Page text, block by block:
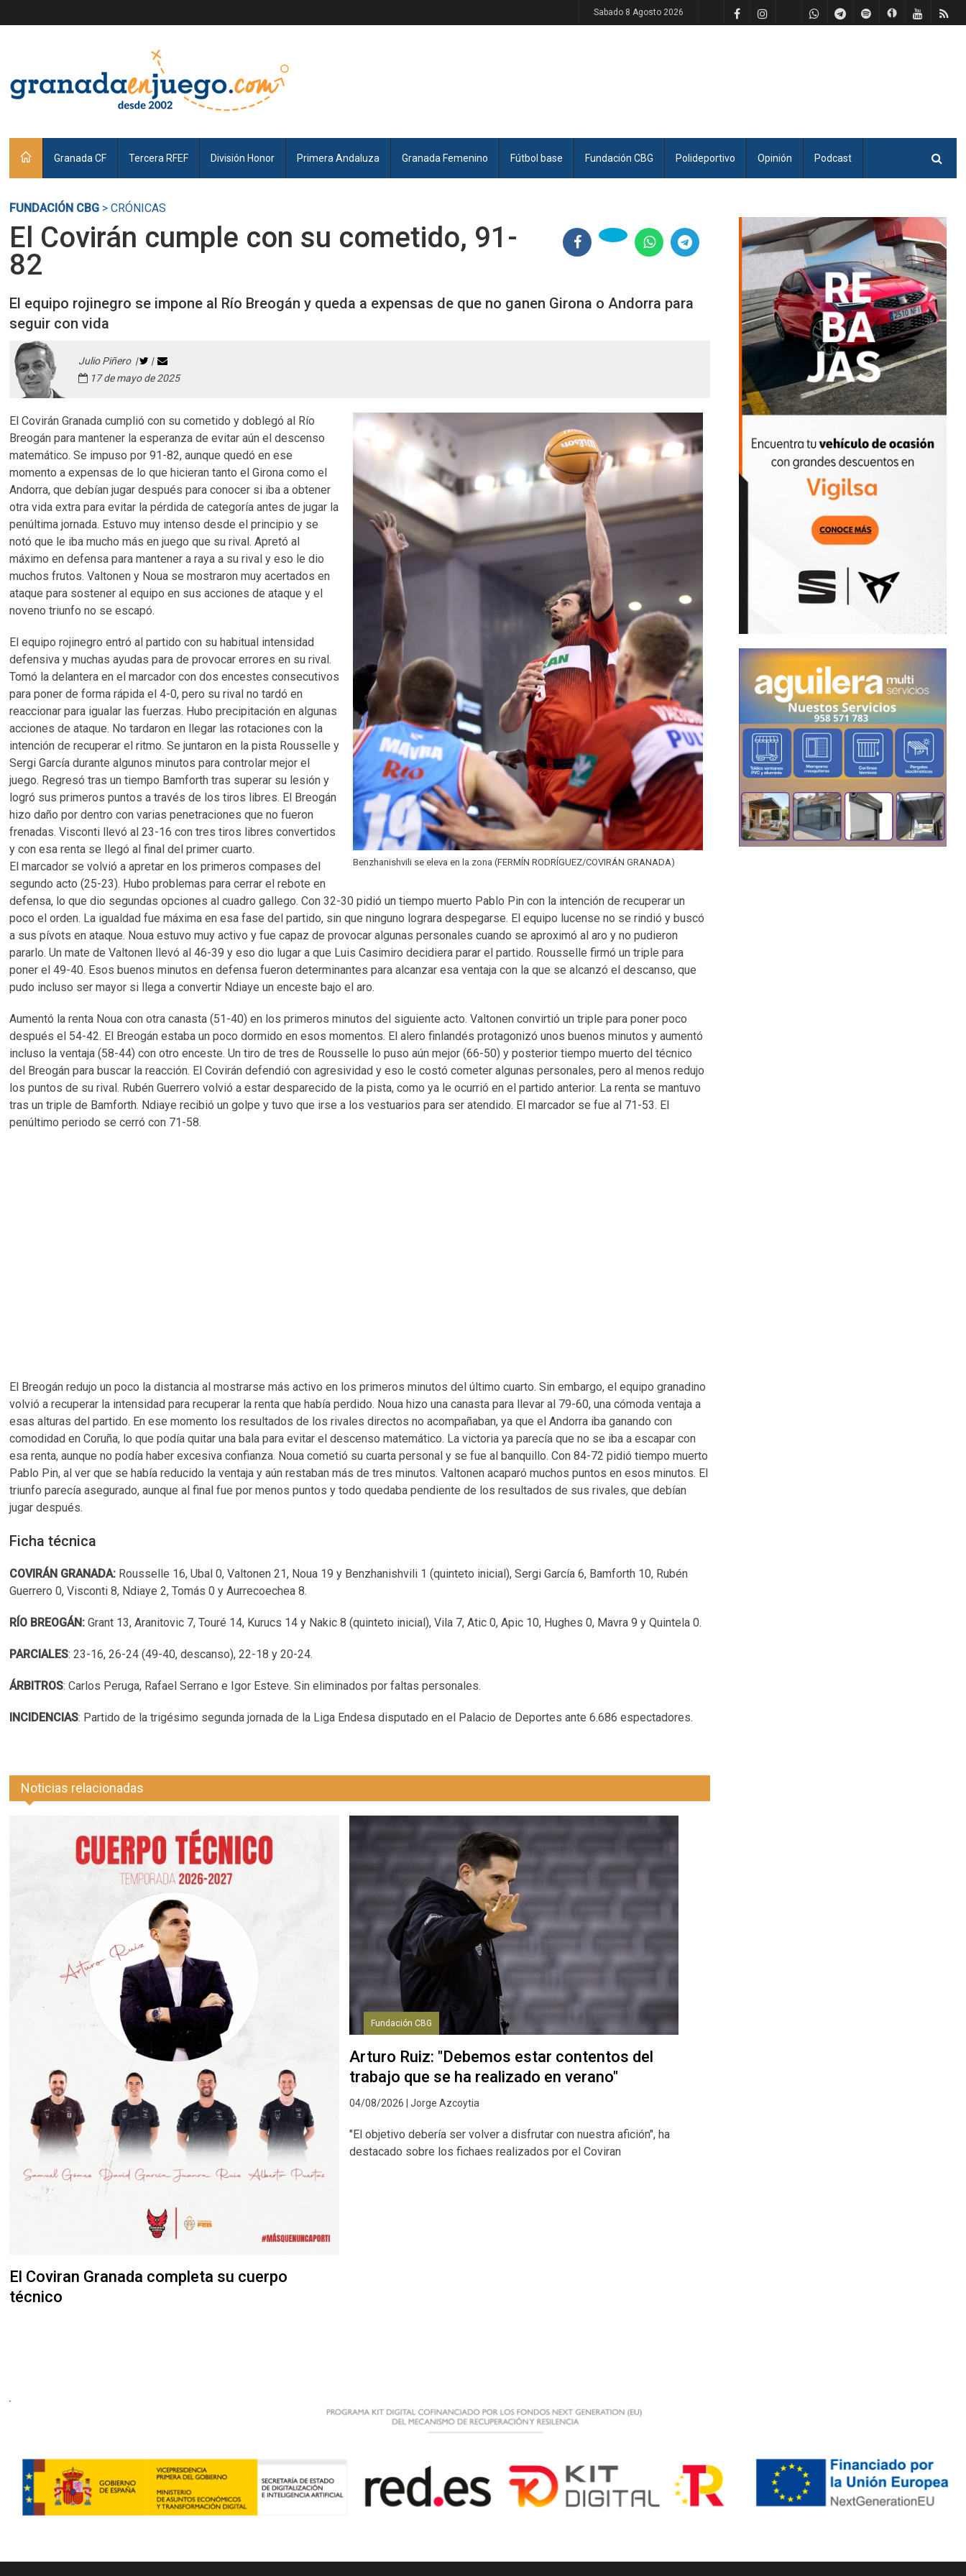
Sabado 8 Agosto 2026
Granada CF Tercera RFEF División Honor Primera Andaluza Granada Femenino Fútbol base Fundación CBG Polideportivo Opinión Podcast
FUNDACIÓN CBG > CRÓNICAS
El Covirán cumple con su cometido, 91-
82
El equipo rojinegro se impone al Río Breogán y queda a expensas de que no ganen Girona o Andorra para
seguir con vida
Julio Piñero |
|
17 de mayo de 2025
Benzhanishvili se eleva en la zona (FERMÍN RODRÍGUEZ/COVIRÁN GRANADA)
El Covirán Granada cumplió con su cometido y doblegó al Río
Breogán para mantener la esperanza de evitar aún el descenso
matemático. Se impuso por 91-82, aunque quedó en ese
momento a expensas de lo que hicieran tanto el Girona como el
Andorra, que debían jugar después para conocer si iba a obtener
otra vida extra para evitar la pérdida de categoría antes de jugar la
penúltima jornada. Estuvo muy intenso desde el principio y se
notó que le iba mucho más en juego que su rival. Apretó al
máximo en defensa para mantener a raya a su rival y eso le dio
muchos frutos. Valtonen y Noua se mostraron muy acertados en
ataque para sostener al equipo en sus acciones de ataque y el
noveno triunfo no se escapó.
El equipo rojinegro entró al partido con su habitual intensidad
defensiva y muchas ayudas para de provocar errores en su rival.
Tomó la delantera en el marcador con dos encestes consecutivos
para poner de forma rápida el 4-0, pero su rival no tardó en
reaccionar para igualar las fuerzas. Hubo precipitación en algunas
acciones de ataque. No tardaron en llegar las rotaciones con la
intención de recuperar el ritmo. Se juntaron en la pista Rousselle y
Sergi García durante algunos minutos para controlar mejor el
juego. Regresó tras un tiempo Bamforth tras superar su lesión y
logró sus primeros puntos a través de los tiros libres. El Breogán
hizo daño por dentro con varias penetraciones que no fueron
frenadas. Visconti llevó al 23-16 con tres tiros libres convertidos
y con esa renta se llegó al final del primer cuarto.
El marcador se volvió a apretar en los primeros compases del
segundo acto (25-23). Hubo problemas para cerrar el rebote en
defensa, lo que dio segundas opciones al cuadro gallego. Con 32-30 pidió un tiempo muerto Pablo Pin con la intención de recuperar un
poco el orden. La igualdad fue máxima en esa fase del partido, sin que ninguno lograra despegarse. El equipo lucense no se rindió y buscó
a sus pívots en ataque. Noua estuvo muy activo y fue capaz de provocar algunas personales cuando se aproximó al aro y no pudieron
pararlo. Un mate de Valtonen llevó al 46-39 y eso dio lugar a que Luis Casimiro decidiera parar el partido. Rousselle firmó un triple para
poner el 49-40. Esos buenos minutos en defensa fueron determinantes para alcanzar esa ventaja con la que se alcanzó el descanso, que
pudo incluso ser mayor si llega a convertir Ndiaye un enceste bajo el aro.
Aumentó la renta Noua con otra canasta (51-40) en los primeros minutos del siguiente acto. Valtonen convirtió un triple para poner poco
después el 54-42. El Breogán estaba un poco dormido en esos momentos. El alero finlandés protagonizó unos buenos minutos y aumentó
incluso la ventaja (58-44) con otro enceste. Un tiro de tres de Rousselle lo puso aún mejor (66-50) y posterior tiempo muerto del técnico
del Breogán para buscar la reacción. El Covirán defendió con agresividad y eso le costó cometer algunas personales, pero al menos redujo
los puntos de su rival. Rubén Guerrero volvió a estar desparecido de la pista, como ya le ocurrió en el partido anterior. La renta se mantuvo
tras un triple de Bamforth. Ndiaye recibió un golpe y tuvo que irse a los vestuarios para ser atendido. El marcador se fue al 71-53. El
penúltimo periodo se cerró con 71-58.
El Breogán redujo un poco la distancia al mostrarse más activo en los primeros minutos del último cuarto. Sin embargo, el equipo granadino
volvió a recuperar la intensidad para recuperar la renta que había perdido. Noua hizo una canasta para llevar al 79-60, una cómoda ventaja a
esas alturas del partido. En ese momento los resultados de los rivales directos no acompañaban, ya que el Andorra iba ganando con
comodidad en Coruña, lo que podía quitar una bala para evitar el descenso matemático. La victoria ya parecía que no se iba a escapar con
esa renta, aunque no podía haber excesiva confianza. Noua cometió su cuarta personal y se fue al banquillo. Con 84-72 pidió tiempo muerto
Pablo Pin, al ver que se había reducido la ventaja y aún restaban más de tres minutos. Valtonen acaparó muchos puntos en esos minutos. El
triunfo parecía asegurado, aunque al final fue por menos puntos y todo quedaba pendiente de los resultados de sus rivales, que debían
jugar después.
Ficha técnica
COVIRÁN GRANADA: Rousselle 16, Ubal 0, Valtonen 21, Noua 19 y Benzhanishvili 1 (quinteto inicial), Sergi García 6, Bamforth 10, Rubén
Guerrero 0, Visconti 8, Ndiaye 2, Tomás 0 y Aurrecoechea 8.
RÍO BREOGÁN:Grant 13, Aranitovic 7, Touré 14, Kurucs 14 y Nakic 8 (quinteto inicial), Vila 7, Atic 0, Apic 10, Hughes 0, Mavra 9 y Quintela 0.
PARCIALES: 23-16, 26-24 (49-40, descanso), 22-18 y 20-24.
ÁRBITROS: Carlos Peruga, Rafael Serrano e Igor Esteve. Sin eliminados por faltas personales.
INCIDENCIAS: Partido de la trigésimo segunda jornada de la Liga Endesa disputado en el Palacio de Deportes ante 6.686 espectadores.
Noticias relacionadas
El Coviran Granada completa su cuerpo
técnico
Fundación CBG
Arturo Ruiz: "Debemos estar contentos del
trabajo que se ha realizado en verano"
04/08/2026 | Jorge Azcoytia
"El objetivo debería ser volver a disfrutar con nuestra afición", ha
destacado sobre los fichaes realizados por el Coviran